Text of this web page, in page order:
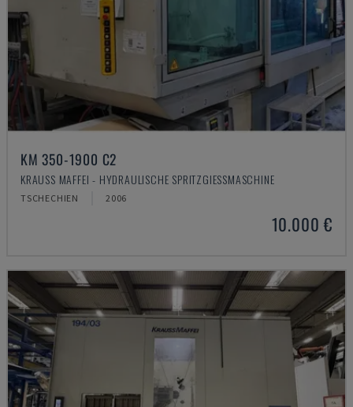
KM 350-1900 C2
KRAUSS MAFFEI - HYDRAULISCHE SPRITZGIESSMASCHINE
TSCHECHIEN 2006
10.000 €